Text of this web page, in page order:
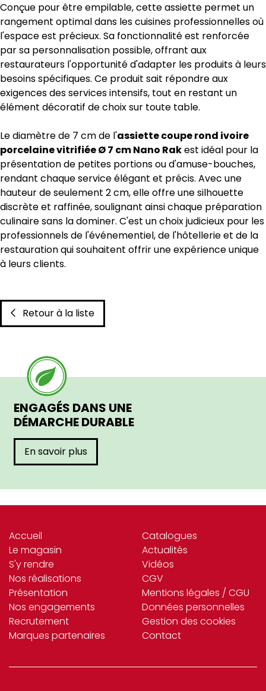
Conçue pour être empilable, cette assiette permet un
rangement optimal dans les cuisines professionnelles où
l'espace est précieux. Sa fonctionnalité est renforcée
par sa personnalisation possible, offrant aux
restaurateurs l'opportunité d'adapter les produits à leurs
besoins spécifiques. Ce produit sait répondre aux
exigences des services intensifs, tout en restant un
élément décoratif de choix sur toute table.
Le diamètre de 7 cm de l'assiette coupe rond ivoire
porcelaine vitrifiée Ø 7 cm Nano Rakest idéal pour la
présentation de petites portions ou d'amuse-bouches,
rendant chaque service élégant et précis. Avec une
hauteur de seulement 2 cm, elle offre une silhouette
discrète et raffinée, soulignant ainsi chaque préparation
culinaire sans la dominer. C'est un choix judicieux pour les
professionnels de l'événementiel, de l'hôtellerie et de la
restauration qui souhaitent offrir une expérience unique
à leurs clients.
Retour à la liste
ENGAGÉS DANS UNE
DÉMARCHE DURABLE
En savoir plus
Accueil
Le magasin
S'y rendre
Nos réalisations
Présentation
Nos engagements
Recrutement
Marques partenaires
Catalogues
Actualités
Vidéos
CGV
Mentions légales / CGU
Données personnelles
Gestion des cookies
Contact